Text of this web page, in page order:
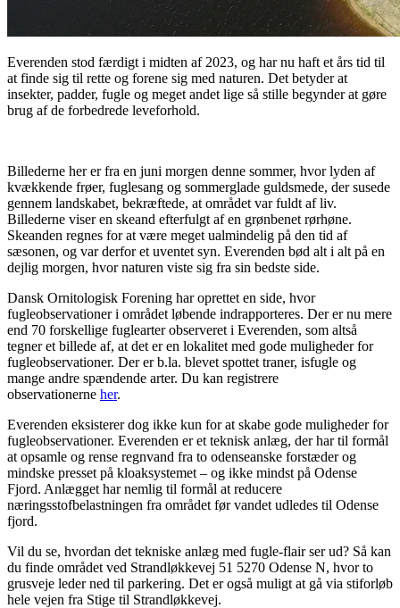
Everenden stod færdigt i midten af 2023, og har nu haft et års tid til
at finde sig til rette og forene sig med naturen. Det betyder at
insekter, padder, fugle og meget andet lige så stille begynder at gøre
brug af de forbedrede leveforhold.
Billederne her er fra en juni morgen denne sommer, hvor lyden af
kvækkende frøer, fuglesang og sommerglade guldsmede, der susede
gennem landskabet, bekræftede, at området var fuldt af liv.
Billederne viser en skeand efterfulgt af en grønbenet rørhøne.
Skeanden regnes for at være meget ualmindelig på den tid af
sæsonen, og var derfor et uventet syn. Everenden bød alt i alt på en
dejlig morgen, hvor naturen viste sig fra sin bedste side.
Dansk Ornitologisk Forening har oprettet en side, hvor
fugleobservationer i området løbende indrapporteres. Der er nu mere
end 70 forskellige fuglearter observeret i Everenden, som altså
tegner et billede af, at det er en lokalitet med gode muligheder for
fugleobservationer. Der er b.la. blevet spottet traner, isfugle og
mange andre spændende arter. Du kan registrere
observationerne her.
Everenden eksisterer dog ikke kun for at skabe gode muligheder for
fugleobservationer. Everenden er et teknisk anlæg, der har til formål
at opsamle og rense regnvand fra to odenseanske forstæder og
mindske presset på kloaksystemet – og ikke mindst på Odense
Fjord. Anlægget har nemlig til formål at reducere
næringsstofbelastningen fra området før vandet udledes til Odense
fjord.
Vil du se, hvordan det tekniske anlæg med fugle-flair ser ud? Så kan
du finde området ved Strandløkkevej 51 5270 Odense N, hvor to
grusveje leder ned til parkering. Det er også muligt at gå via stiforløb
hele vejen fra Stige til Strandløkkevej.